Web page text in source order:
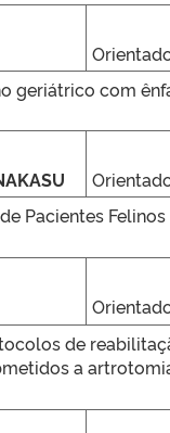
geriátrico com
Pacientes Felinos
de
a